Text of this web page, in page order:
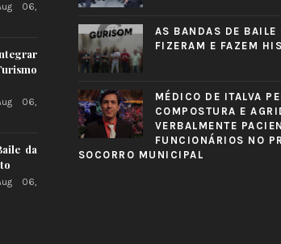
06,
06,
da
06,
AS BANDAS DE BAILE
FIZERAM E FAZEM
MÉDICO DE ITALVA
COMPOSTURA E
VERBALMENTE
FUNCIONÁRIOS NO
SOCORRO MUNICIPAL